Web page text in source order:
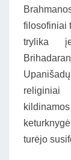
filosofiniai
trylika
religiniai
turėjo